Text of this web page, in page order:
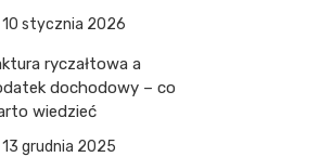
10 stycznia 2026
ryczałtowa a
dochodowy – co
wiedzieć
13 grudnia 2025